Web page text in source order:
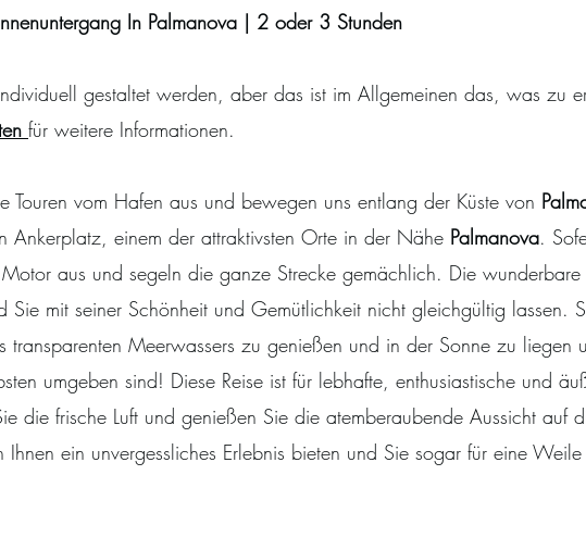
In Palmanova | 2 oder 3 Stunden
gestaltet werden, aber das ist im Allgemeinen das, was zu
für weitere Informationen.
Touren vom Hafen aus und bewegen uns entlang der Küste von
Ankerplatz, einem der attraktivsten Orte in der Nähe Palmanova.
aus und segeln die ganze Strecke gemächlich. Die wunderbare
Sie mit seiner Schönheit und Gemütlichkeit nicht gleichgültig lassen.
transparenten Meerwassers zu genießen und in der Sonne zu liegen
umgeben sind! Diese Reise ist für lebhafte, enthusiastische und
die frische Luft und genießen Sie die atemberaubende Aussicht auf
ein unvergessliches Erlebnis bieten und Sie sogar für eine